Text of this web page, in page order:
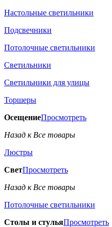
Настольные светильники
Подсвечники
Потолочные светильники
Светильники
Светильники для улицы
Торшеры
ОсещениеПросмотреть
Назад к Все товары
Люстры
СветПросмотреть
Назад к Все товары
Потолочные светильники
Столы и стульяПросмотреть